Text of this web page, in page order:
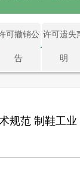
可撤销公
告
许可遗失
明
规范 制鞋工业